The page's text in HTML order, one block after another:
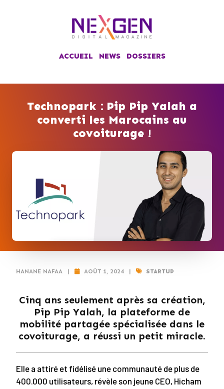
ACCUEIL NEWS DOSSIERS
Technopark : Pip Pip Yalah a
converti les Marocains au
covoiturage !
HANANE NAFAA | AOÛT 1, 2024 | STARTUP
Cinq ans seulement après sa création,
Pip Pip Yalah, la plateforme de
mobilité partagée spécialisée dans le
covoiturage, a réussi un petit miracle.
Elle a attiré et fidélisé une communauté de plus de
400.000 utilisateurs, révèle son jeune CEO, Hicham